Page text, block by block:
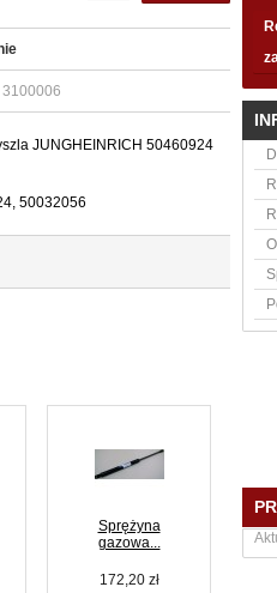
3100006
JUNGHEINRICH 50460924
50032056
Sprężyna
gazowa...
172,20 zł